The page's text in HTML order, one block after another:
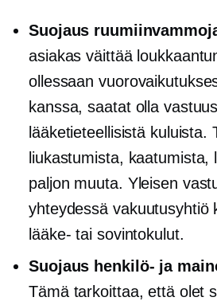
Suojaus
asiakas väittää
ollessaan
kanssa, saatat olla
lääketieteellisistä kuluista.
liukastumista, kaatumista,
paljon muuta. Yleisen
yhteydessä vakuutusyhtiö
lääke- tai sovintokulut.
Suojaus henkilö- ja
Tämä tarkoittaa, että olet